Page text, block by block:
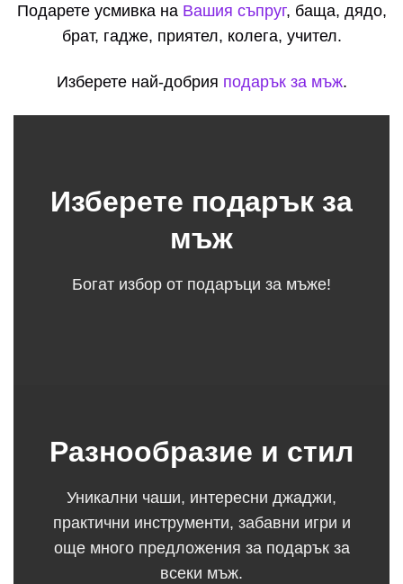
Подарете усмивка на Вашия съпруг, баща, дядо,
брат, гадже, приятел, колега, учител.
Изберете най-добрия подарък за мъж.
Изберете подарък за
мъж
Богат избор от подаръци за мъже!
Разнообразие и стил
Уникални чаши, интересни джаджи,
практични инструменти, забавни игри и
още много предложения за подарък за
всеки мъж.